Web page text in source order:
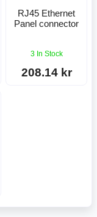
RJ45 Ethernet
Panel connector
3 In Stock
208.14 kr